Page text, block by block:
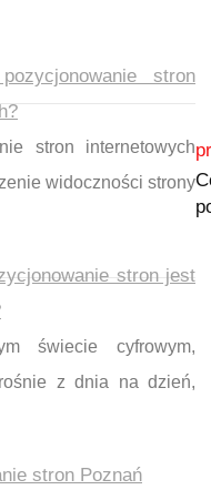
stron
stron internetowych
widoczności strony
stron jest
świecie cyfrowym,
z dnia na dzień,
stron Poznań